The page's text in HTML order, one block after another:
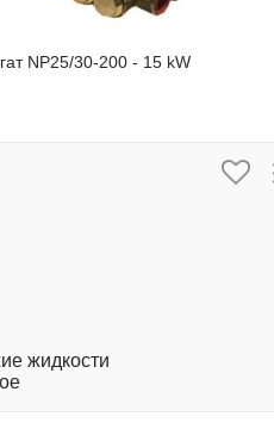
NP25/30-200 - 15 kW
жидкости